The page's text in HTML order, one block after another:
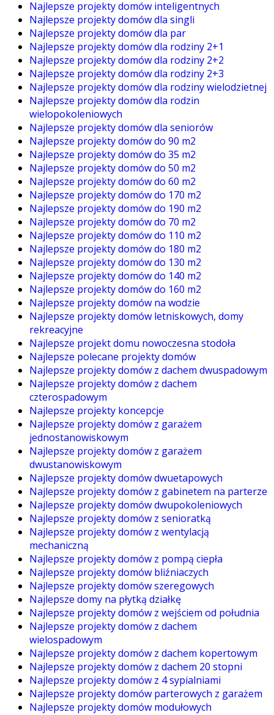
Najlepsze projekty domów inteligentnych
Najlepsze projekty domów dla singli
Najlepsze projekty domów dla par
Najlepsze projekty domów dla rodziny 2+1
Najlepsze projekty domów dla rodziny 2+2
Najlepsze projekty domów dla rodziny 2+3
Najlepsze projekty domów dla rodziny wielodzietnej
Najlepsze projekty domów dla rodzin
wielopokoleniowych
Najlepsze projekty domów dla seniorów
Najlepsze projekty domów do 90 m2
Najlepsze projekty domów do 35 m2
Najlepsze projekty domów do 50 m2
Najlepsze projekty domów do 60 m2
Najlepsze projekty domów do 170 m2
Najlepsze projekty domów do 190 m2
Najlepsze projekty domów do 70 m2
Najlepsze projekty domów do 110 m2
Najlepsze projekty domów do 180 m2
Najlepsze projekty domów do 130 m2
Najlepsze projekty domów do 140 m2
Najlepsze projekty domów do 160 m2
Najlepsze projekty domów na wodzie
Najlepsze projekty domów letniskowych, domy
rekreacyjne
Najlepsze projekt domu nowoczesna stodoła
Najlepsze polecane projekty domów
Najlepsze projekty domów z dachem dwuspadowym
Najlepsze projekty domów z dachem
czterospadowym
Najlepsze projekty koncepcje
Najlepsze projekty domów z garażem
jednostanowiskowym
Najlepsze projekty domów z garażem
dwustanowiskowym
Najlepsze projekty domów dwuetapowych
Najlepsze projekty domów z gabinetem na parterze
Najlepsze projekty domów dwupokoleniowych
Najlepsze projekty domów z senioratką
Najlepsze projekty domów z wentylacją
mechaniczną
Najlepsze projekty domów z pompą ciepła
Najlepsze projekty domów bliźniaczych
Najlepsze projekty domów szeregowych
Najlepsze domy na płytką działkę
Najlepsze projekty domów z wejściem od południa
Najlepsze projekty domów z dachem
wielospadowym
Najlepsze projekty domów z dachem kopertowym
Najlepsze projekty domów z dachem 20 stopni
Najlepsze projekty domów z 4 sypialniami
Najlepsze projekty domów parterowych z garażem
Najlepsze projekty domów modułowych